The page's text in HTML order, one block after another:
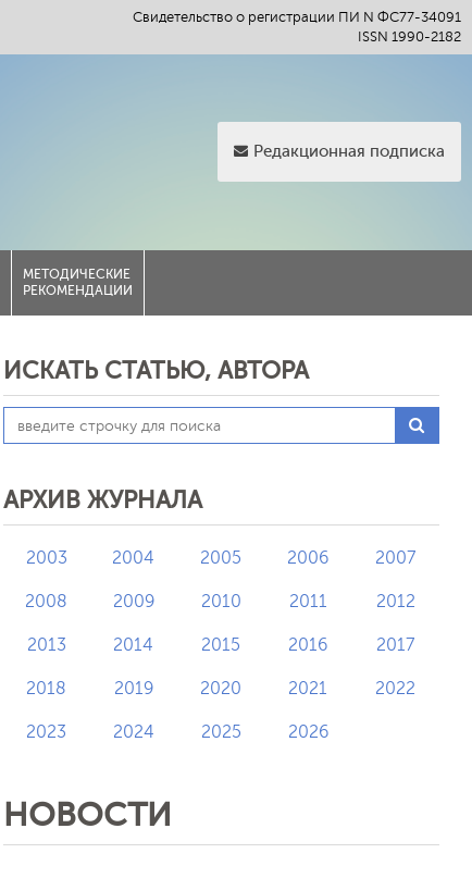
Свидетельство о регистрации ПИ N ФС77-34091
ISSN 1990-2182
Редакционная подписка
МЕТОДИЧЕСКИЕ
РЕКОМЕНДАЦИИ
ИСКАТЬ СТАТЬЮ, АВТОРА
АРХИВ ЖУРНАЛА
2003 2004 2005 2006 2007
2008 2009 2010 2011 2012
2013 2014 2015 2016 2017
2018 2019 2020 2021 2022
2023 2024 2025 2026
НОВОСТИ